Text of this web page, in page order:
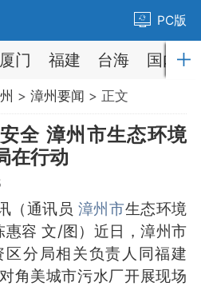
PC版
厦门 福建 台海 国内
> 漳州要闻 > 正文
全 漳州市生态环境
在行动
通讯员 漳州市生态环境
惠容 文/图）近日，漳州市
分局相关负责人同福建
角美城市污水厂开展现场